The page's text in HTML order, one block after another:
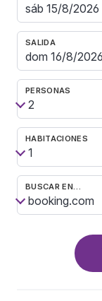
SALIDA
PERSONAS
HABITACIONES
BUSCAR EN…